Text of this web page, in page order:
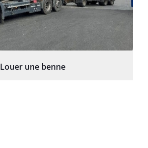
Louer une benne